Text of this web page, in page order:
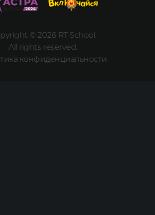
© 2026 RT School.
All rights reserved.
конфиденциальности